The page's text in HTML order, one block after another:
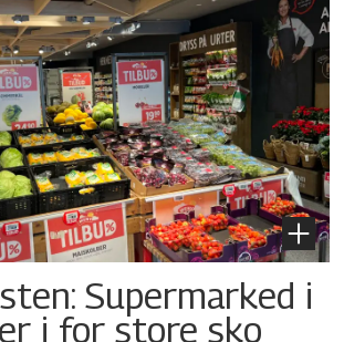
Supermarked i
i for store sko